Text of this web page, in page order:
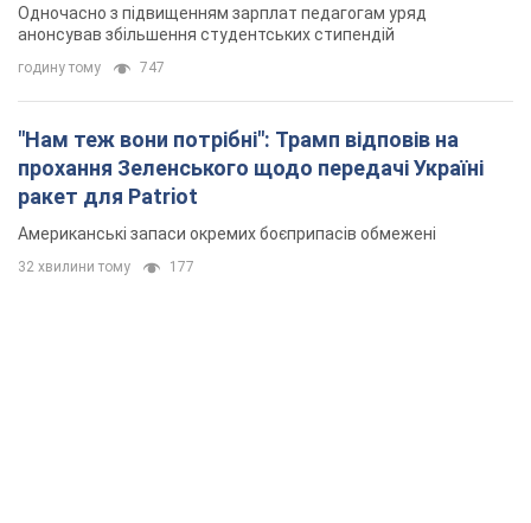
Одночасно з підвищенням зарплат педагогам уряд
анонсував збільшення студентських стипендій
годину тому 747
"Нам теж вони потрібні": Трамп відповів на
прохання Зеленського щодо передачі Україні
ракет для Patriot
Американські запаси окремих боєприпасів обмежені
32 хвилини тому 177